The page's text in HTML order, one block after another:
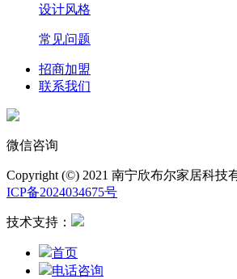
设计风格
常见问题
招商加盟
联系我们
微信咨询
Copyright (©) 2021 南宁欣布尔家居科技
ICP备2024034675号
技术支持：
首页
电话咨询